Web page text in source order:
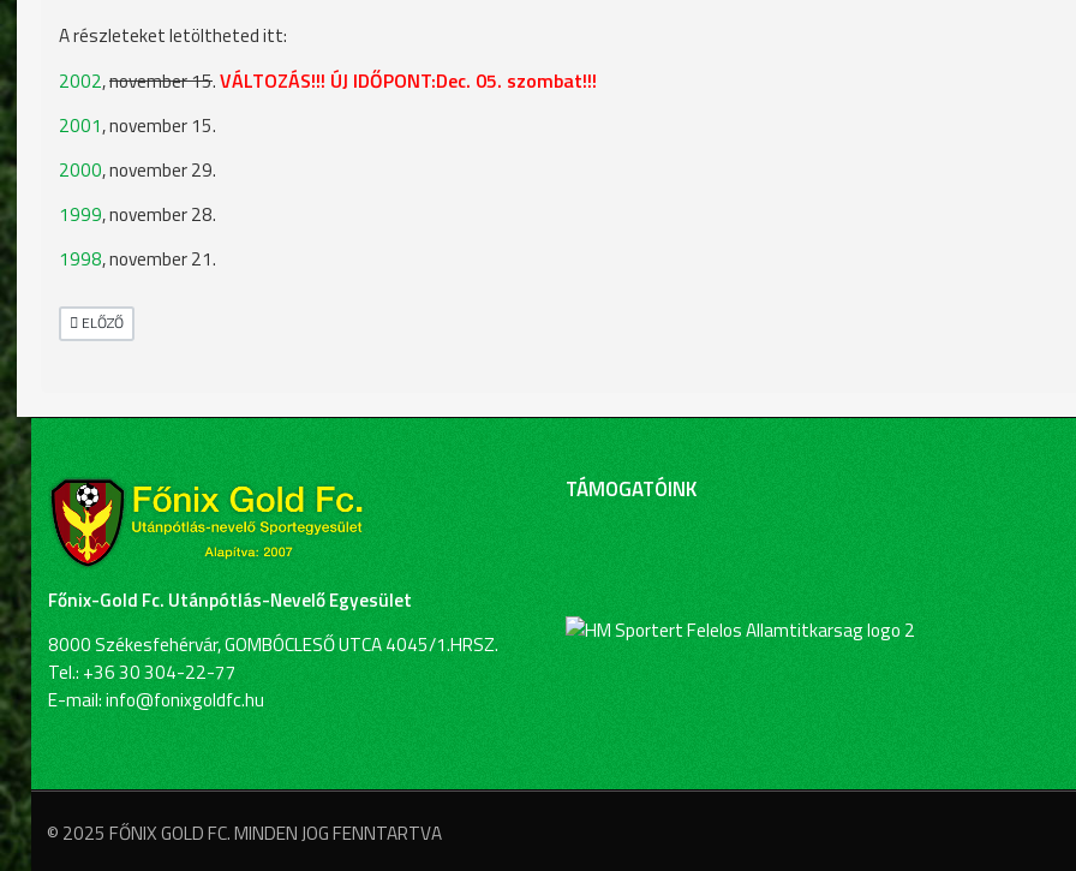
A részleteket letöltheted itt:
2002,november 15.VÁLTOZÁS!!! ÚJ IDŐPONT:Dec. 05. szombat!!!
2001, november 15.
2000, november 29.
1999, november 28.
1998, november 21.
ELŐZŐ CIKK: ELNÉZÉST KÉRÜNK...
ELŐZŐ
Főnix-Gold Fc. Utánpótlás-Nevelő Egyesület
8000 Székesfehérvár, GOMBÓCLESŐ UTCA 4045/1.HRSZ.
Tel.: +36 30 304-22-77
E-mail: info@fonixgoldfc.hu
TÁMOGATÓINK
© 2025 FŐNIX GOLD FC. MINDEN JOG FENNTARTVA